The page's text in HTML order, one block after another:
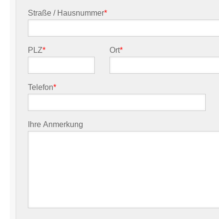
Straße / Hausnummer*
PLZ* Ort*
Telefon*
Ihre Anmerkung